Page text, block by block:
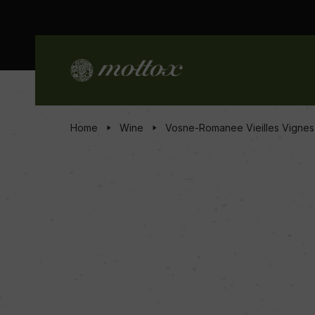
Home Wine Vosne-Romanee Vieilles Vignes